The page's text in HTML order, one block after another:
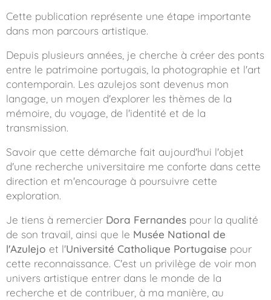
Cette publication représente une étape importante
dans mon parcours artistique.
Depuis plusieurs années, je cherche à créer des ponts
entre le patrimoine portugais, la photographie et l'art
contemporain. Les azulejos sont devenus mon
langage, un moyen d'explorer les thèmes de la
mémoire, du voyage, de l'identité et de la
transmission.
Savoir que cette démarche fait aujourd'hui l'objet
d'une recherche universitaire me conforte dans cette
direction et m'encourage à poursuivre cette
exploration.
Je tiens à remercier Dora Fernandes pour la qualité
de son travail, ainsi que le Musée National de
l'Azulejo et l'Université Catholique Portugaise pour
cette reconnaissance. C'est un privilège de voir mon
univers artistique entrer dans le monde de la
recherche et de contribuer, à ma manière, au